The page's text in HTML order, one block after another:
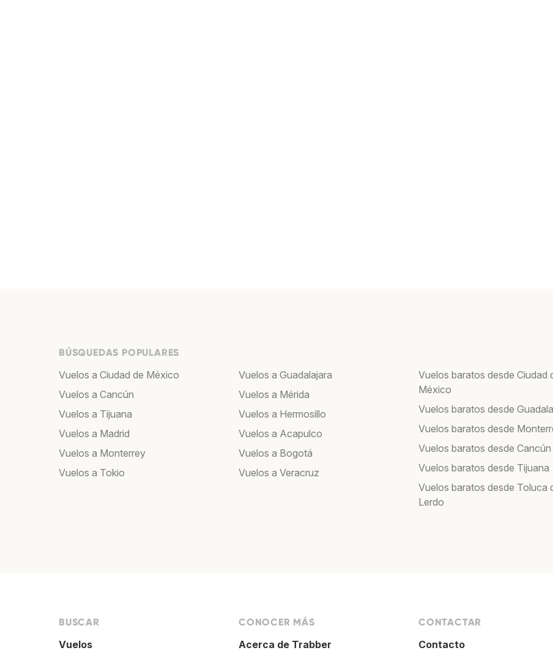
BÚSQUEDAS POPULARES
Vuelos a Ciudad de México
Vuelos a Cancún
Vuelos a Tijuana
Vuelos a Madrid
Vuelos a Monterrey
Vuelos a Tokio
Vuelos a Guadalajara
Vuelos a Mérida
Vuelos a Hermosillo
Vuelos a Acapulco
Vuelos a Bogotá
Vuelos a Veracruz
Vuelos baratos desde Ciudad
México
Vuelos baratos desde
Vuelos baratos desde
Vuelos baratos desde Cancún
Vuelos baratos desde Tijuana
Vuelos baratos desde Toluca
Lerdo
BUSCAR
Vuelos
CONOCER MÁS
Acerca de Trabber
CONTACTAR
Contacto